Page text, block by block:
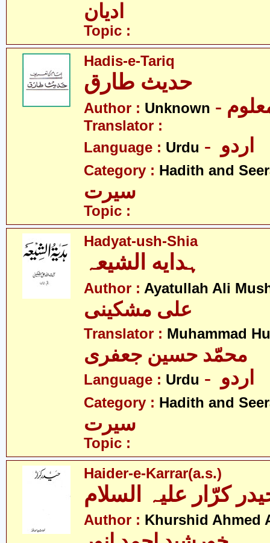
ادیان
Topic :
Hadis-e-Tariq
Author : Unknown
Translator :
Language : Urdu
Category : Hadith and
سیرت
Topic :
Hadyat-ush-Shia
ہدایه الشیعہ
Author : Ayatullah Ali
علی مشکینی
Translator : Muhammad
محمّد حسین جعفری
Language : Urdu
Category : Hadith and
سیرت
Topic :
Haider-e-Karrar(a.s.)
کرّار علیہ السلام
Author : Khurshid Ahmed